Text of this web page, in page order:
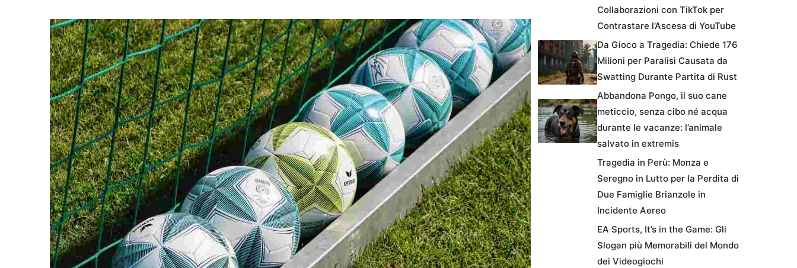
Collaborazioni con TikTok per
Contrastare l’Ascesa di YouTube
Da Gioco a Tragedia: Chiede 176
Milioni per Paralisi Causata da
Swatting Durante Partita di Rust
Abbandona Pongo, il suo cane
meticcio, senza cibo né acqua
durante le vacanze: l’animale
salvato in extremis
Tragedia in Perù: Monza e
Seregno in Lutto per la Perdita di
Due Famiglie Brianzole in
Incidente Aereo
EA Sports, It’s in the Game: Gli
Slogan più Memorabili del Mondo
dei Videogiochi